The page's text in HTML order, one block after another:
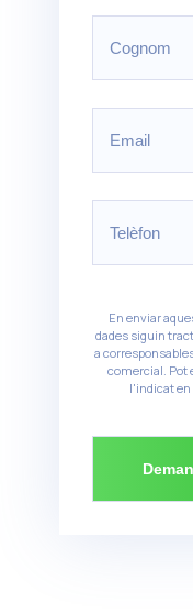
En enviar
dades siguin
a
comercial. Pot
l'indicat en